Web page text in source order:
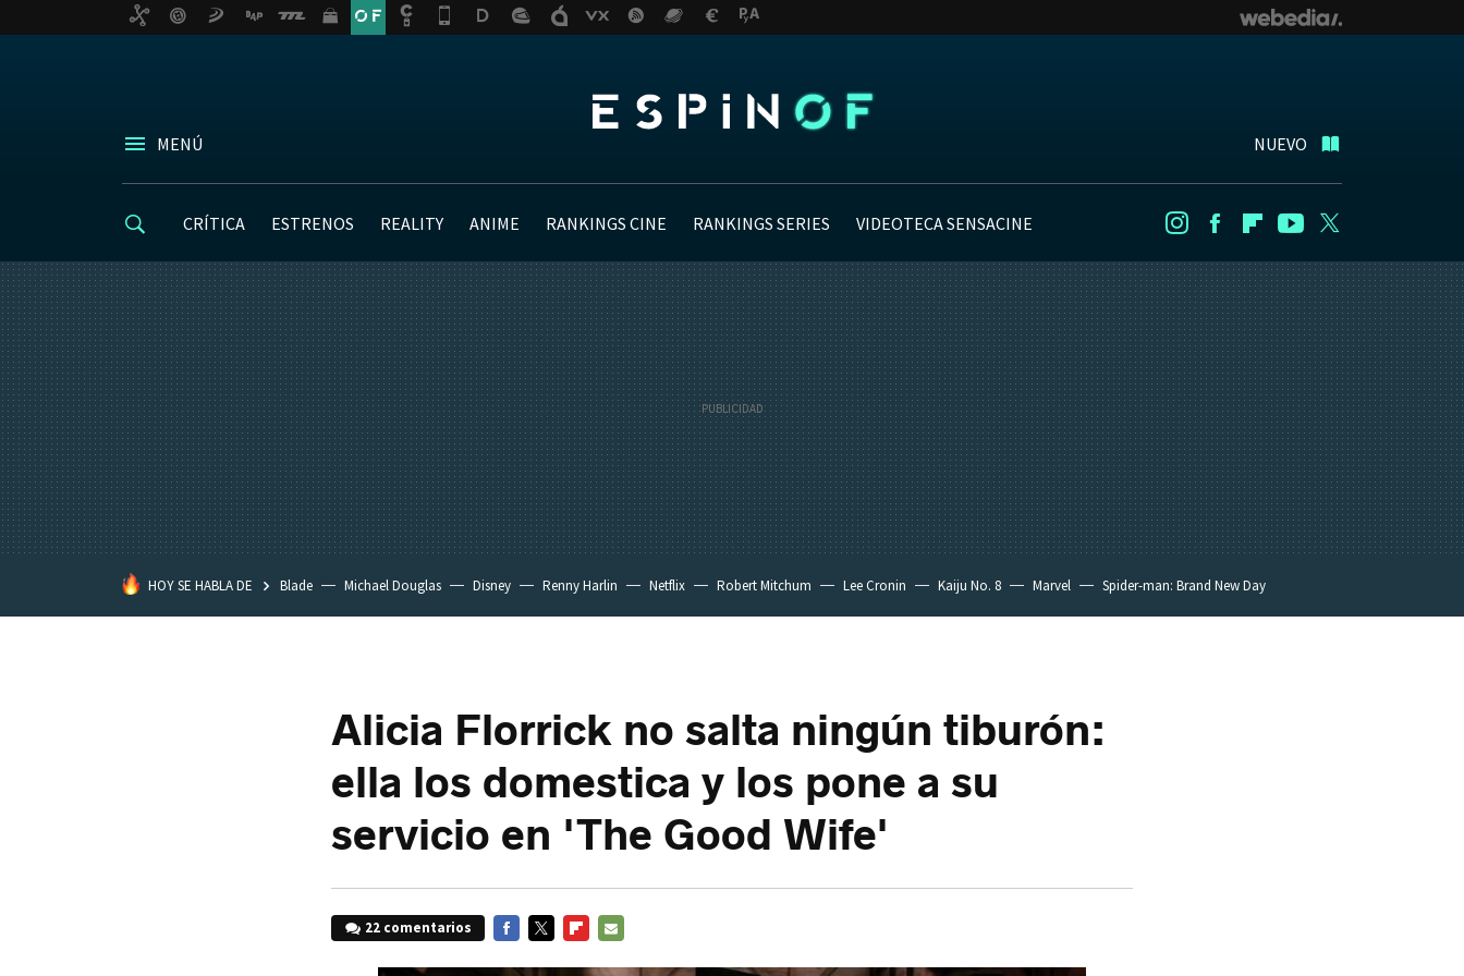
MENÚ NUEVO
CRÍTICA ESTRENOS REALITY ANIME RANKINGS CINE RANKINGS SERIES VIDEOTECA SENSACINE InstagramFacebookFlipboard
Youtube
HOY SE HABLA DE Blade Michael Douglas Disney Renny Harlin Netflix Robert Mitchum Lee Cronin Kaiju No. 8 Marvel Spider-man: Brand New Day
Alicia Florrick no salta ningún tiburón:
ella los domestica y los pone a su
servicio en 'The Good Wife'
22 comentarios